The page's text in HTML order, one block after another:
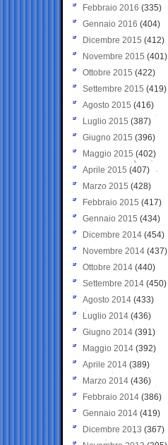
Febbraio 2016 (335)
Gennaio 2016 (404)
Dicembre 2015 (412)
Novembre 2015 (401)
Ottobre 2015 (422)
Settembre 2015 (419)
Agosto 2015 (416)
Luglio 2015 (387)
Giugno 2015 (396)
Maggio 2015 (402)
Aprile 2015 (407)
Marzo 2015 (428)
Febbraio 2015 (417)
Gennaio 2015 (434)
Dicembre 2014 (454)
Novembre 2014 (437)
Ottobre 2014 (440)
Settembre 2014 (450)
Agosto 2014 (433)
Luglio 2014 (436)
Giugno 2014 (391)
Maggio 2014 (392)
Aprile 2014 (389)
Marzo 2014 (436)
Febbraio 2014 (386)
Gennaio 2014 (419)
Dicembre 2013 (367)